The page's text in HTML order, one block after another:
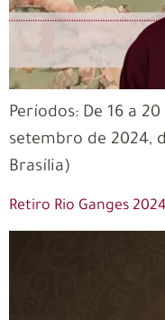
Períodos: De 16 a
setembro de 2024,
Brasília)
Retiro Rio Ganges